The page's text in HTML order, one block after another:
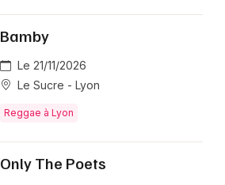
Bamby
Le 21/11/2026
Le Sucre - Lyon
Reggae à Lyon
Only The Poets